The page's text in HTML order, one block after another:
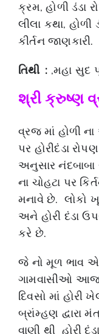
ક્રમ, હોળી ડંડા
લીલા કથા, હોળી
કીર્તન જાણકારી.
તિથી : ,મહા સુદ
શ્રી ક્રુષ્ણ
વ્રજ માં હોળી
પર હોરીદંડા
અનુસાર નંદબાબા
ના ચોહટા પર
મનાવે છે. લોકો
અને હોરી દંડા
કરે છે.
જે નો મૂળ ભાવ
ગામવાસીઓ
દિવસો માં હોરી
બ્રાંમ્હણ દ્વારા
વાણી થી હોરી